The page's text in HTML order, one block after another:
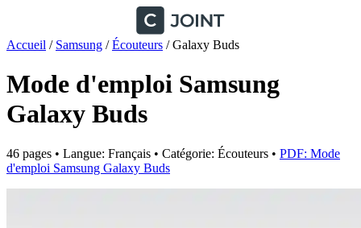
Accueil / Samsung / Écouteurs / Galaxy Buds
Mode d'emploi Samsung
Galaxy Buds
46 pages • Langue: Français • Catégorie: Écouteurs • PDF: Mode
d'emploi Samsung Galaxy Buds